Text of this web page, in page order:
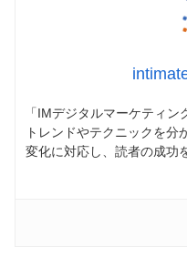
「IMデジタルマーケティ
トレンドやテクニックを
変化に対応し、読者の成功